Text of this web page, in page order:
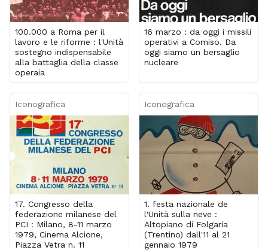
100.000 a Roma per il
lavoro e le riforme : l'Unità
sostegno indispensabile
alla battaglia della classe
operaia
16 marzo : da oggi i missili
operativi a Comiso. Da
oggi siamo un bersaglio
nucleare
Iconografica
17. Congresso della
federazione milanese del
PCI : Milano, 8-11 marzo
1979, Cinema Alcione,
Piazza Vetra n. 11
Iconografica
1. festa nazionale de
l'Unità sulla neve :
Altopiano di Folgaria
(Trentino) dall'11 al 21
gennaio 1979